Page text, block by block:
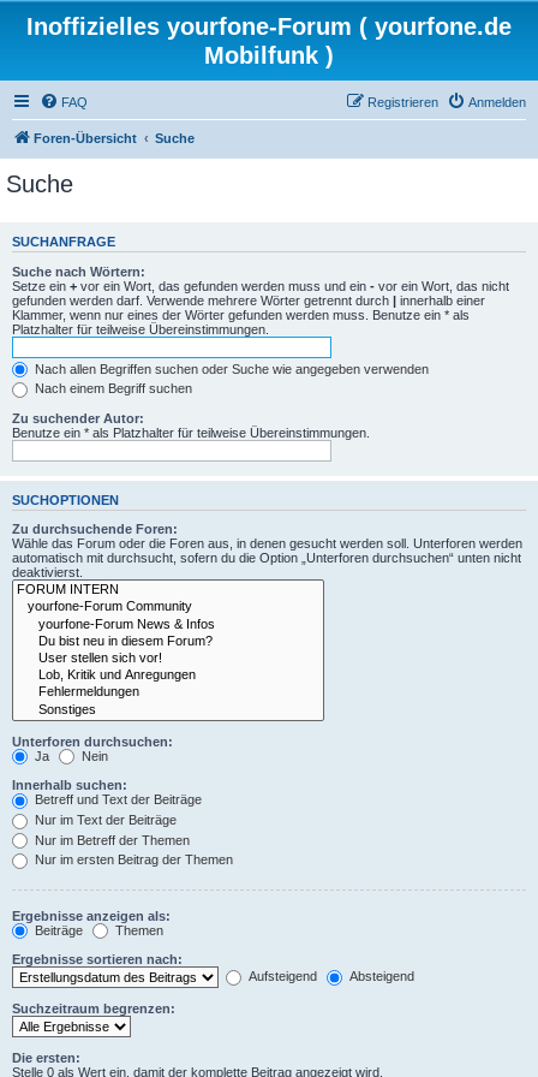
Inoffizielles yourfone-Forum ( yourfone.de
Mobilfunk )
FAQ Anmelden
Registrieren
Foren-Übersicht Suche
Suche
SUCHANFRAGE
Suche nach Wörtern:
Setze ein + vor ein Wort, das gefunden werden muss und ein - vor ein Wort, das nicht
gefunden werden darf. Verwende mehrere Wörter getrennt durch | innerhalb einer
Klammer, wenn nur eines der Wörter gefunden werden muss. Benutze ein * als
Platzhalter für teilweise Übereinstimmungen.
Nach allen Begriffen suchen oder Suche wie angegeben verwenden
Nach einem Begriff suchen
Zu suchender Autor:
Benutze ein * als Platzhalter für teilweise Übereinstimmungen.
SUCHOPTIONEN
Zu durchsuchende Foren:
Wähle das Forum oder die Foren aus, in denen gesucht werden soll. Unterforen werden
automatisch mit durchsucht, sofern du die Option „Unterforen durchsuchen“ unten nicht
deaktivierst.
Unterforen durchsuchen:
Ja
Nein
Innerhalb suchen:
Betreff und Text der Beiträge
Nur im Text der Beiträge
Nur im Betreff der Themen
Nur im ersten Beitrag der Themen
Ergebnisse anzeigen als:
Beiträge
Themen
Ergebnisse sortieren nach:
Aufsteigend
Absteigend
Suchzeitraum begrenzen:
Die ersten:
Stelle 0 als Wert ein, damit der komplette Beitrag angezeigt wird.